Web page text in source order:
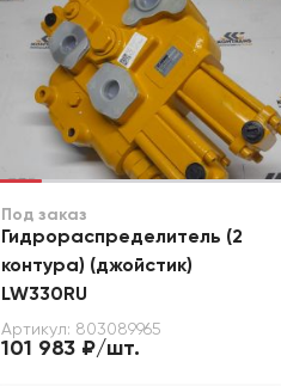
Под заказ
Гидрораспределитель (2
контура) (джойстик)
LW330RU
Артикул: 803089965
101 983 ₽/шт.